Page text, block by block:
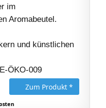
im
Aromabeutel.
und künstlichen
ÖKO-009
Zum Produkt *